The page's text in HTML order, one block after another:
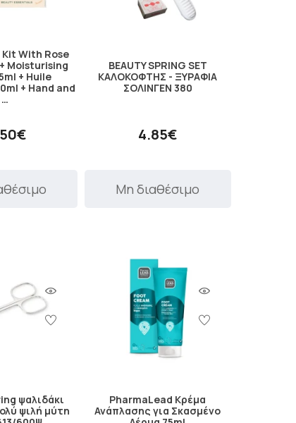
With Rose
Moisturising
+ Huile
+ Hand and
…
BEAUTY SPRING SET
ΚΑΛΟΚΟΦΤΗΣ - ΞΥΡΑΦΙΑ
ΣΟΛΙΝΓΕΝ 380
4.85€
Μη διαθέσιμο
ψαλιδάκι
ψιλή μύτη
PharmaLead Κρέμα
Ανάπλασης για Σκασμένο